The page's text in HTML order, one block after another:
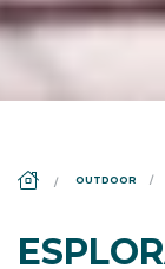
OUTDOOR